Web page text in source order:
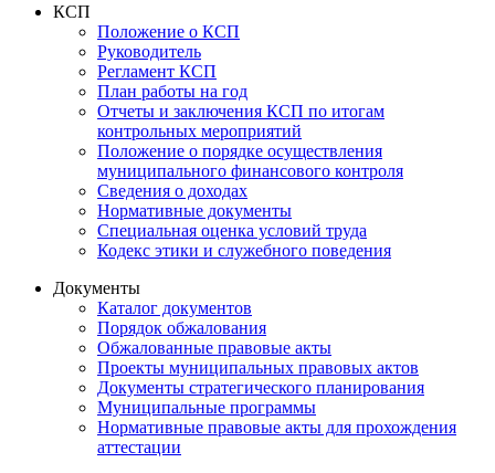
КСП
Положение о КСП
Руководитель
Регламент КСП
План работы на год
Отчеты и заключения КСП по итогам
контрольных мероприятий
Положение о порядке осуществления
муниципального финансового контроля
Сведения о доходах
Нормативные документы
Специальная оценка условий труда
Кодекс этики и служебного поведения
Документы
Каталог документов
Порядок обжалования
Обжалованные правовые акты
Проекты муниципальных правовых актов
Документы стратегического планирования
Муниципальные программы
Нормативные правовые акты для прохождения
аттестации